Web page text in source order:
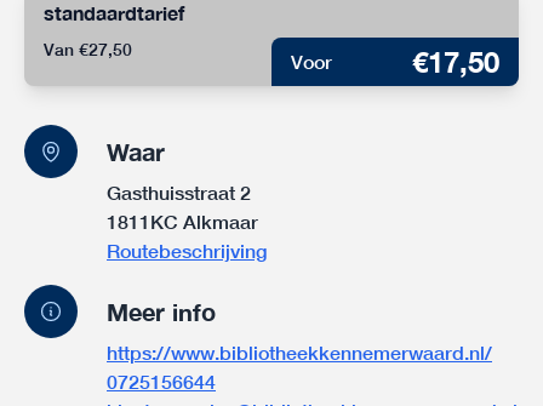
standaardtarief
Van €27,50
Voor €17,50
Waar
Gasthuisstraat 2
1811KC Alkmaar
Routebeschrijving
Meer info
https://www.bibliotheekkennemerwaard.nl/
0725156644